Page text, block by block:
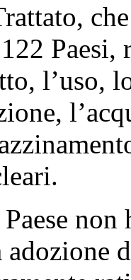
Paesi,
l’uso,
adozione